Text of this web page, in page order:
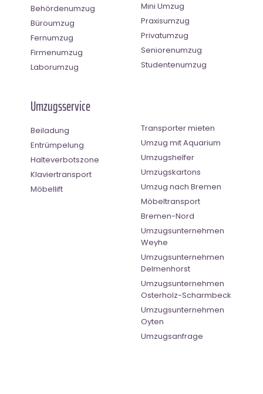
Behördenumzug
Büroumzug
Fernumzug
Firmenumzug
Laborumzug
Mini Umzug
Praxisumzug
Privatumzug
Seniorenumzug
Studentenumzug
Umzugsservice
Beiladung
Entrümpelung
Halteverbotszone
Klaviertransport
Möbellift
Transporter mieten
Umzug mit Aquarium
Umzugshelfer
Umzugskartons
Umzug nach Bremen
Möbeltransport
Bremen-Nord
Umzugsunternehmen
Weyhe
Umzugsunternehmen
Delmenhorst
Umzugsunternehmen
Osterholz-Scharmbeck
Umzugsunternehmen
Oyten
Umzugsanfrage